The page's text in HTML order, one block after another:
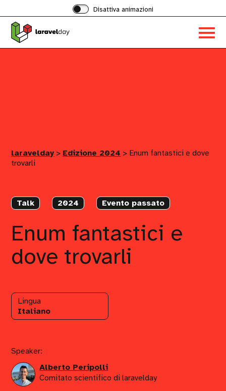
Disattiva animazioni
Accedi
menu
laravelday > Edizione 2024 > Enum fantastici e dove
trovarli
Talk 2024 Evento passato
Enum fantastici e
dove trovarli
Lingua
Italiano
Speaker:
Alberto Peripolli
Comitato scientifico di laravelday